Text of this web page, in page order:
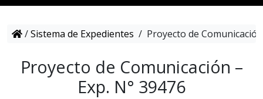
/Sistema de Expedientes / Proyecto de
Proyecto de Comunicación –
Exp. N° 39476